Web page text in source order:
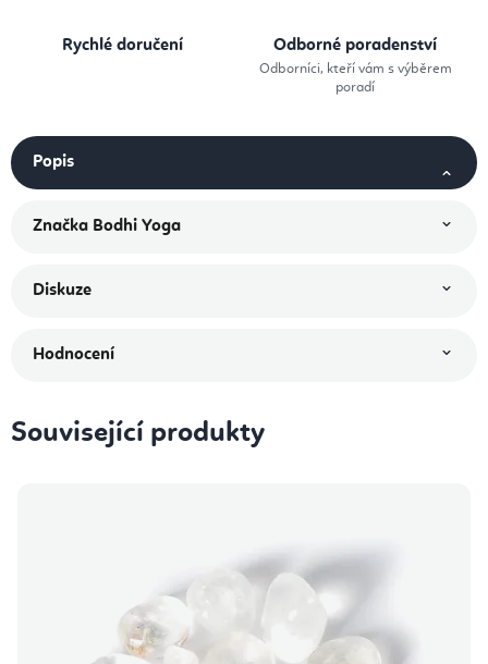
Rychlé doručení Odborné poradenství
Odborníci, kteří vám s výběrem
poradí
Popis
Značka Bodhi Yoga
Diskuze
Hodnocení
Související produkty